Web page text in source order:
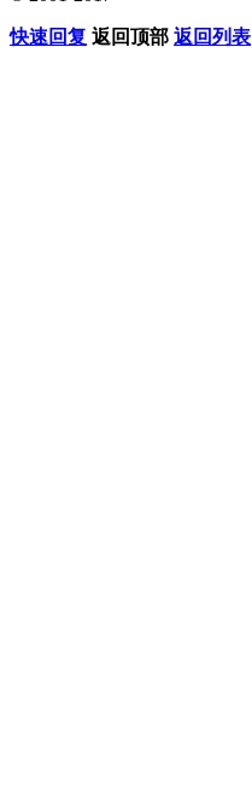
快速回复 返回顶部 返回列表